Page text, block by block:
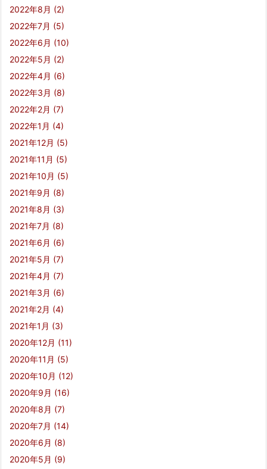
2022年8月 (2)
2022年7月 (5)
2022年6月 (10)
2022年5月 (2)
2022年4月 (6)
2022年3月 (8)
2022年2月 (7)
2022年1月 (4)
2021年12月 (5)
2021年11月 (5)
2021年10月 (5)
2021年9月 (8)
2021年8月 (3)
2021年7月 (8)
2021年6月 (6)
2021年5月 (7)
2021年4月 (7)
2021年3月 (6)
2021年2月 (4)
2021年1月 (3)
2020年12月 (11)
2020年11月 (5)
2020年10月 (12)
2020年9月 (16)
2020年8月 (7)
2020年7月 (14)
2020年6月 (8)
2020年5月 (9)